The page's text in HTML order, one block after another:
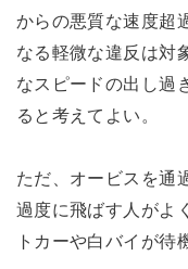
からの悪質な速度超
なる軽微な違反は対
なスピードの出し過
ると考えてよい。
ただ、オービスを通
過度に飛ばす人がよ
トカーや白バイが待